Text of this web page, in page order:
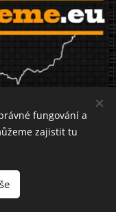
fungování a
zajistit tu